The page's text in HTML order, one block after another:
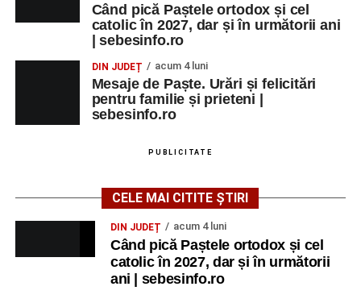
Când pică Paștele ortodox și cel
catolic în 2027, dar și în următorii ani
| sebesinfo.ro
DIN JUDEȚ acum 4 luni
Mesaje de Paște. Urări și felicitări
pentru familie și prieteni |
sebesinfo.ro
PUBLICITATE
CELE MAI CITITE ȘTIRI
DIN JUDEȚ acum 4 luni
Când pică Paștele ortodox și cel
catolic în 2027, dar și în următorii
ani | sebesinfo.ro